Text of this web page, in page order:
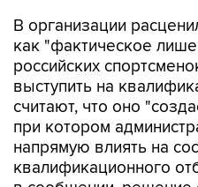
В организации
как "фактическое
российских
выступить на
считают, что оно
при котором
напрямую влиять на
квалификационного